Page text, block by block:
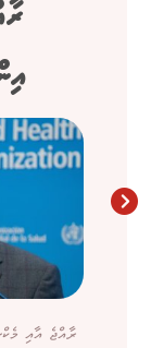
ރާއްޖެ އާއި